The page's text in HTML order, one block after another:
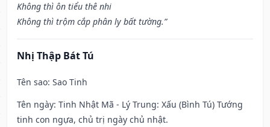
Không thì ôn tiểu thê nhi
Không thì trộm cắp phân ly bất tường.”
Nhị Thập Bát Tú
Tên sao: Sao Tinh
Tên ngày: Tinh Nhật Mã - Lý Trung: Xấu (Bình Tú) Tướng
tinh con ngựa, chủ trị ngày chủ nhật.